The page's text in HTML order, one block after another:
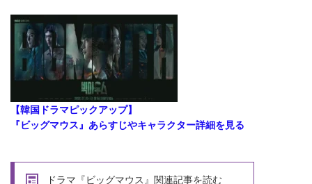
【韓国ドラマピックアップ】
『ビッグマウス』あらすじやキャラクター詳細を見る
ドラマ『ビッグマウス』関連記事を読む